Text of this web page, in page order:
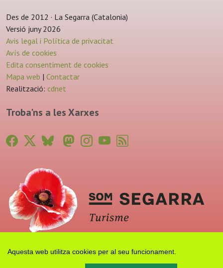
Aquesta web utilitza cookies per al seu funcionament.
Des de 2012 · La Segarra (Catalonia)
Versió juny 2026
Avis legal i Política de privacitat
Avís de cookies
Edita consentiment de cookies
Mapa web | Contactar
Realització: cdnet
Troba'ns a les Xarxes